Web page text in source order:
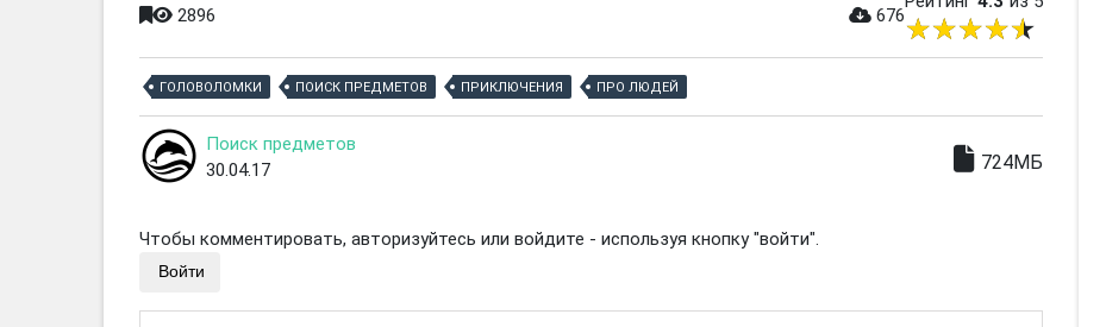
2896 676
ГОЛОВОЛОМКИ ПОИСК ПРЕДМЕТОВ ПРИКЛЮЧЕНИЯ ПРО ЛЮДЕЙ
Поиск предметов
30.04.17
724МБ
Чтобы комментировать, авторизуйтесь или войдите - используя кнопку "войти".
Войти